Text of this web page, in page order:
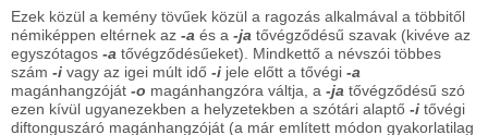
Ezek közül a kemény tövűek közül a ragozás alkalmával a többitől
némiképpen eltérnek az -a és a -ja tővégződésű szavak (kivéve az
egyszótagos -a tővégződésűeket). Mindkettő a névszói többes
szám -i vagy az igei múlt idő -i jele előtt a tővégi -a
magánhangzóját -o magánhangzóra váltja, a -ja tővégződésű szó
ezen kívül ugyanezekben a helyzetekben a szótári alaptő -i tővégi
diftonguszáró magánhangzóját (a már említett módon gyakorlatilag